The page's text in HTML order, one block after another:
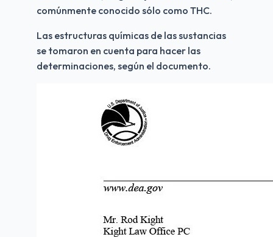
comúnmente conocido sólo como THC.
Las estructuras químicas de las sustancias
se tomaron en cuenta para hacer las
determinaciones, según el documento.